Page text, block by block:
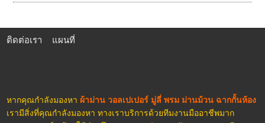
ติดต่อเรา แผนที่
หากคุณกำลังมองหา ผ้าม่าน วอลเปเปอร์ มู่ลี่ พรม ม่านม้วน ฉากกั้นห้อง
เรามีสิ่งที่คุณกำลังมองหา ทางเราบริการด้วยทีมงานมืออาชีพมาก